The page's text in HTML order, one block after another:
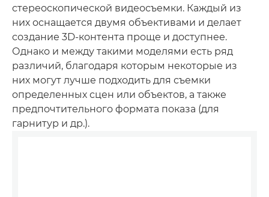
стереоскопической видеосъемки. Каждый из
них оснащается двумя объективами и делает
создание 3D-контента проще и доступнее.
Однако и между такими моделями есть ряд
различий, благодаря которым некоторые из
них могут лучше подходить для съемки
определенных сцен или объектов, а также
предпочтительного формата показа (для
гарнитур и др.).